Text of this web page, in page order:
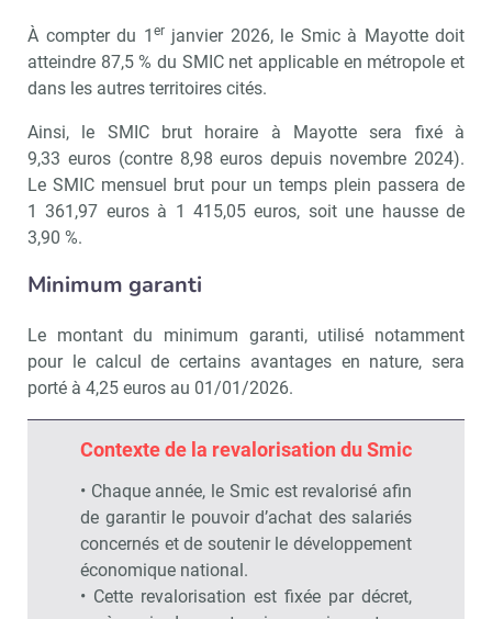
À compter du 1 erjanvier 2026, le Smic à Mayotte doit
atteindre 87,5 % du SMIC net applicable en métropole et
dans les autres territoires cités.
Ainsi, le SMIC brut horaire à Mayotte sera fixé à
9,33 euros (contre 8,98 euros depuis novembre 2024).
Le SMIC mensuel brut pour un temps plein passera de
1 361,97 euros à 1 415,05 euros, soit une hausse de
3,90 %.
Minimum garanti
Le montant du minimum garanti, utilisé notamment
pour le calcul de certains avantages en nature, sera
porté à 4,25 euros au 01/01/2026.
Contexte de la revalorisation du Smic
• Chaque année, le Smic est revalorisé afin
de garantir le pouvoir d’achat des salariés
concernés et de soutenir le développement
économique national.
• Cette revalorisation est fixée par décret,